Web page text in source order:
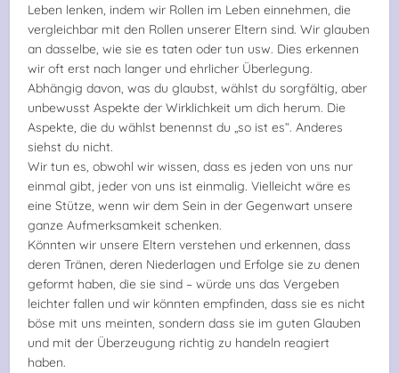
Leben lenken, indem wir Rollen im Leben einnehmen, die
vergleichbar mit den Rollen unserer Eltern sind. Wir glauben
an dasselbe, wie sie es taten oder tun usw. Dies erkennen
wir oft erst nach langer und ehrlicher Überlegung.
Abhängig davon, was du glaubst, wählst du sorgfältig, aber
unbewusst Aspekte der Wirklichkeit um dich herum. Die
Aspekte, die du wählst benennst du „so ist es“. Anderes
siehst du nicht.
Wir tun es, obwohl wir wissen, dass es jeden von uns nur
einmal gibt, jeder von uns ist einmalig. Vielleicht wäre es
eine Stütze, wenn wir dem Sein in der Gegenwart unsere
ganze Aufmerksamkeit schenken.
Könnten wir unsere Eltern verstehen und erkennen, dass
deren Tränen, deren Niederlagen und Erfolge sie zu denen
geformt haben, die sie sind – würde uns das Vergeben
leichter fallen und wir könnten empfinden, dass sie es nicht
böse mit uns meinten, sondern dass sie im guten Glauben
und mit der Überzeugung richtig zu handeln reagiert
haben.